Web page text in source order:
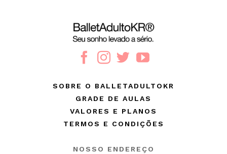
NOSSO ENDEREÇO
SOBRE O BALLETADULTOKR
GRADE DE AULAS
VALORES E PLANOS
TERMOS E CONDIÇÕES